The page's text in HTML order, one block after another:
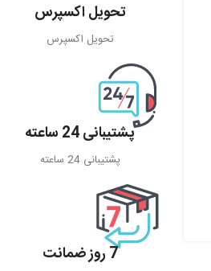
تحویل اکسپرس
تحویل اکسپرس
پشتیبانی 24 ساعته
پشتیبانی 24 ساعته
7 روز ضمانت